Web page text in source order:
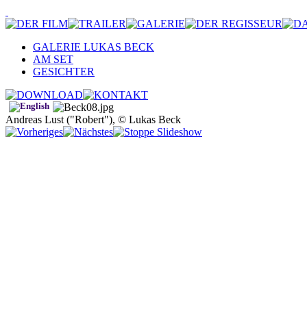
GALERIE LUKAS BECK
AM SET
GESICHTER
Andreas Lust ("Robert"), © Lukas Beck